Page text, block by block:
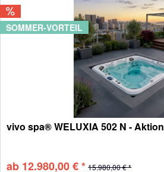
SOMMER-VORTEIL
vivo spa® WELUXIA 502 N - Aktion
ab 12.980,00 € * 15.980,00 € *